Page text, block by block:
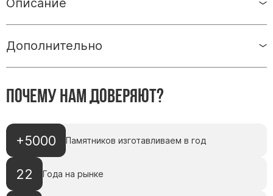
Недорогие памятники
Памятники с фотокерамикой
Памятники младенцу
Памятники женщине
Памятники жене
Описание
Дополнительно
Почему нам доверяют?
+5000 Памятников изготавливаем в год
22 Года на рынке